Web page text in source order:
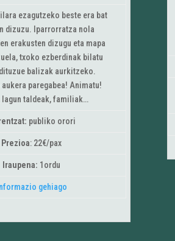
ezagutzeko beste era bat
dizuzu. Iparrorratza nola
erakusten dizugu eta mapa
txoko ezberdinak bilatu
balizak aurkitzeko.
paregabea! Animatu!
lagun taldeak, familiak…
publiko orori
Prezioa: 22€/pax
Iraupena: 1ordu
Informazio gehiago